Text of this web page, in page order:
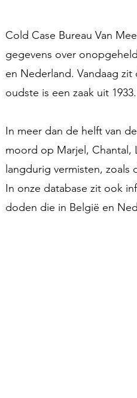
Cold Case Bureau Van
gegevens over
en Nederland. Vandaag
oudste is een zaak uit 1933.
In meer dan de helft van
moord op Marjel, Chantal,
langdurig vermisten, zoals
In onze database zit ook
doden die in België en